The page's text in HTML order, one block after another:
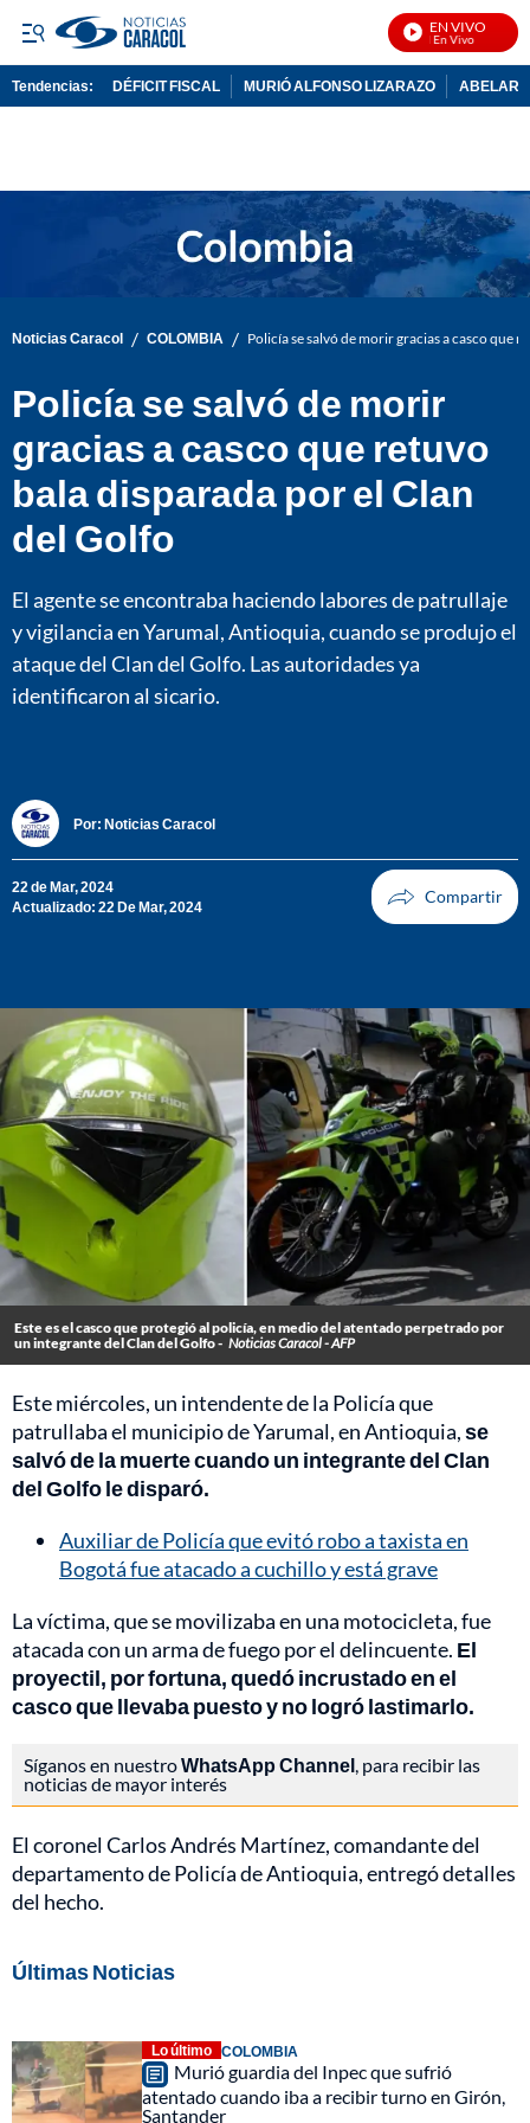
EN VIVO
Noticias Caracol En Vivo
Tendencias: DÉFICIT FISCAL MURIÓ ALFONSO LIZARAZO
Noticias Caracol / COLOMBIA / Policía se salvó de morir gracias a casco que
Policía se salvó de morir
gracias a casco que retuvo
bala disparada por el Clan
del Golfo
El agente se encontraba haciendo labores de patrullaje
y vigilancia en Yarumal, Antioquia, cuando se produjo el
ataque del Clan del Golfo. Las autoridades ya
identificaron al sicario.
Por: Noticias Caracol
22 de Mar, 2024
Actualizado: 22 De Mar, 2024
Este es el casco que protegió al policía, en medio del atentado perpetrado por
un integrante del Clan del Golfo - Noticias Caracol - AFP
Este miércoles, un intendente de la Policía que
patrullaba el municipio de Yarumal, en Antioquia,se
salvó de la muerte cuando un integrante del Clan
del Golfo le disparó.
Auxiliar de Policía que evitó robo a taxista en
Bogotá fue atacado a cuchillo y está grave
La víctima, que se movilizaba en una motocicleta, fue
atacada con un arma de fuego por el delincuente. El
proyectil, por fortuna, quedó incrustado en el
casco que llevaba puesto y no logró lastimarlo.
Síganos en nuestroWhatsApp Channel, para recibir las
noticias de mayor interés
El coronel Carlos Andrés Martínez, comandante del
departamento de Policía de Antioquia, entregó detalles
del hecho.
Últimas Noticias
Lo último COLOMBIA
Murió guardia del Inpec que sufrió
atentado cuando iba a recibir turno en Girón,
Santander